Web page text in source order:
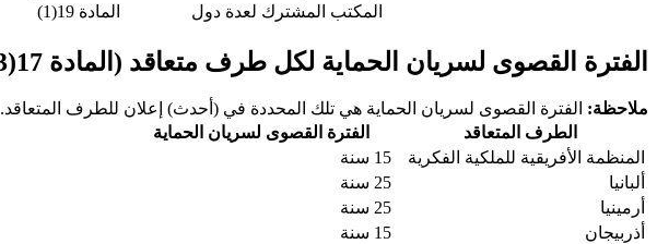
المكتب المشترك لعدة دول
المادة 19(1)
الفترة القصوى لسريان الحماية لكل طرف متعاقد (المادة 17(3)(ج) | القاعدة 37 (2)(ج))
ملاحظة: الفترة القصوى لسريان الحماية هي تلك المحددة في (أحدث) إعلان للطرف المتعاقد.
الطرف المتعاقد
الفترة القصوى لسريان الحماية
المنظمة الأفريقية للملكية الفكرية
15 سنة
ألبانيا
25 سنة
أرمينيا
25 سنة
أذربيجان
15 سنة